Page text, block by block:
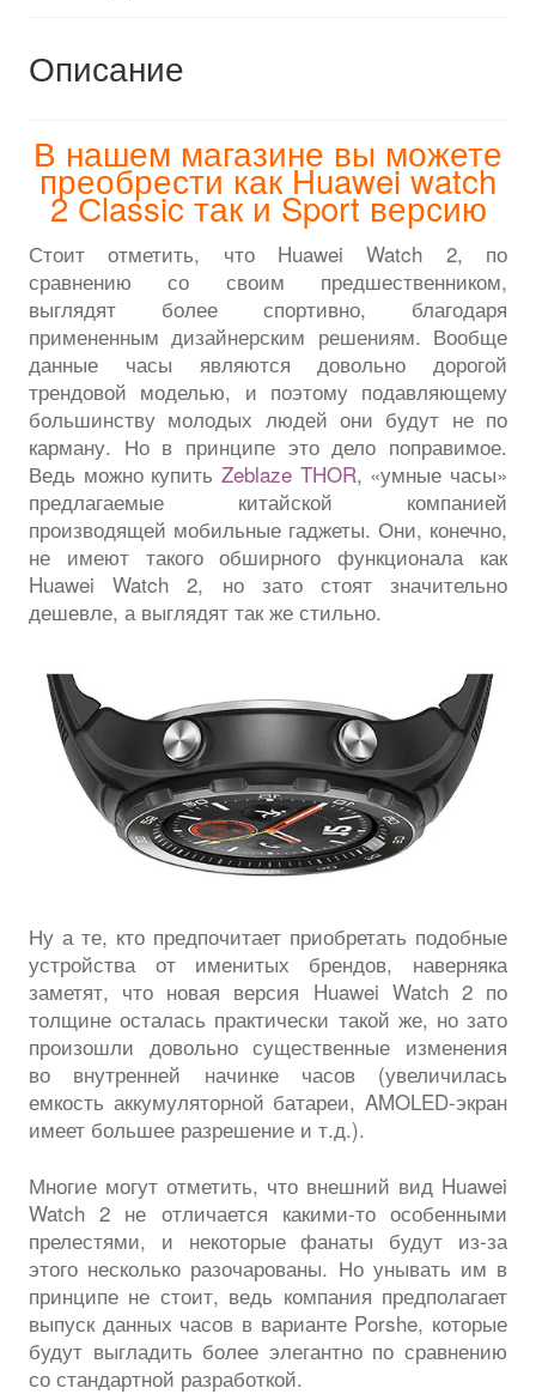
Описание
В нашем магазине вы можете
преобрести как Huawei watch
2 Сlassic так и Sport версию
Стоит отметить, что Huawei Watch 2, по
сравнению со своим предшественником,
выглядят более спортивно, благодаря
примененным дизайнерским решениям. Вообще
данные часы являются довольно дорогой
трендовой моделью, и поэтому подавляющему
большинству молодых людей они будут не по
карману. Но в принципе это дело поправимое.
Ведь можно купить Zeblaze THOR, «умные часы»
предлагаемые китайской компанией
производящей мобильные гаджеты. Они, конечно,
не имеют такого обширного функционала как
Huawei Watch 2, но зато стоят значительно
дешевле, а выглядят так же стильно.
Ну а те, кто предпочитает приобретать подобные
устройства от именитых брендов, наверняка
заметят, что новая версия Huawei Watch 2 по
толщине осталась практически такой же, но зато
произошли довольно существенные изменения
во внутренней начинке часов (увеличилась
емкость аккумуляторной батареи, AMOLED-экран
имеет большее разрешение и т.д.).
Многие могут отметить, что внешний вид Huawei
Watch 2 не отличается какими-то особенными
прелестями, и некоторые фанаты будут из-за
этого несколько разочарованы. Но унывать им в
принципе не стоит, ведь компания предполагает
выпуск данных часов в варианте Porshe, которые
будут выгладить более элегантно по сравнению
со стандартной разработкой.